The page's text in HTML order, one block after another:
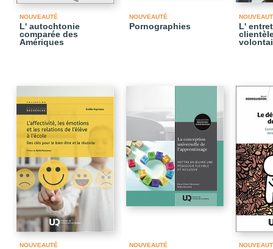
NOUVEAUTÉ
L' autochtonie
comparée des
Amériques
NOUVEAUTÉ
Pornographies
L'
NOUVEAUTÉ NOUVEAUTÉ